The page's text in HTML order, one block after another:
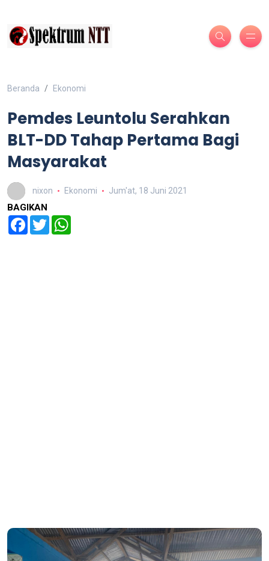
Beranda Ekonomi
Pemdes Leuntolu Serahkan
BLT-DD Tahap Pertama Bagi
Masyarakat
nixon Ekonomi Jum'at, 18 Juni 2021
BAGIKAN
Facebook
Twitter